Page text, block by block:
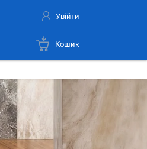
Увійти
Кошик